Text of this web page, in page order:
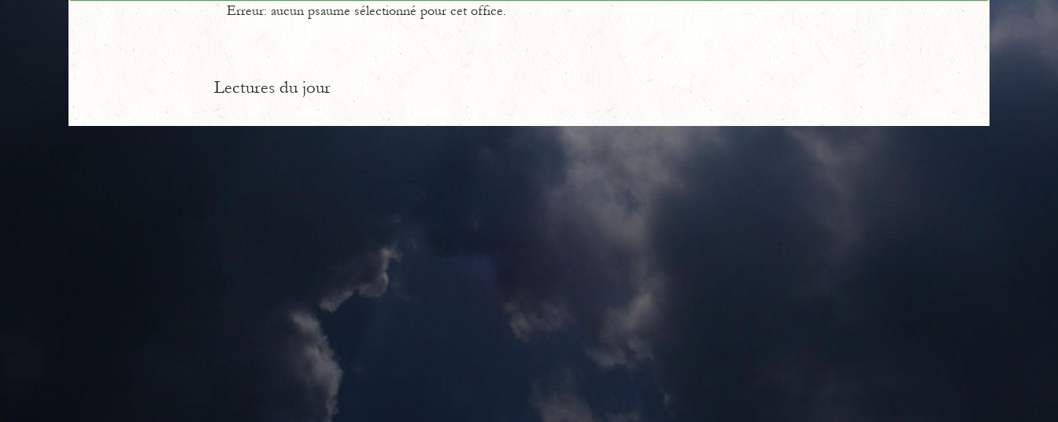
Erreur: aucun psaume sélectionné pour cet office.
Lectures du jour